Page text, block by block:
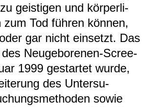
geis­ti­gen und kör­per­li­
Tod füh­ren kön­nen,
gar nicht ein­setzt. Das
Neu­ge­bo­re­nen-​Scree­
1999 gestar­tet wurde,
des Unter­su­
sowie